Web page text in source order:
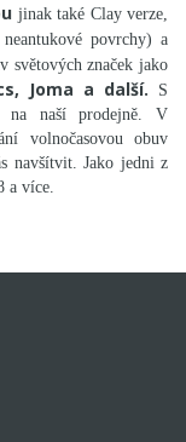
jinak také Clay verze,
povrchy) a
světových značek jako
Joma a další. S
na naší prodejně. V
volnočasovou obuv
navšítvit. Jako jedni z
a více.